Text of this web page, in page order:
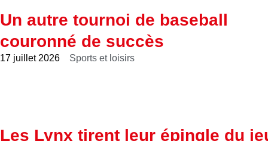
Un autre tournoi de baseball
couronné de succès
17 juillet 2026 Sports et loisirs
Les Lynx tirent leur épingle du